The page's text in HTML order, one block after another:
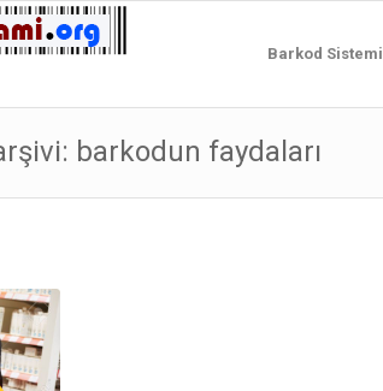
Barkod Sistemi
barkodun faydaları